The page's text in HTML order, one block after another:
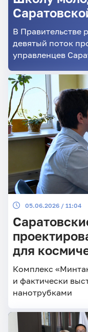
В Правительстве
девятый поток
управленцев
05.06.2026 / 11:04
для
Комплекс
и фактически
нанотрубками